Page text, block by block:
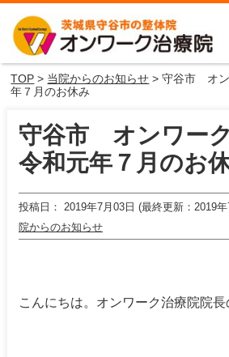
TOP > 当院からのお知らせ > 守谷市 オ
年７月のお休み
守谷市 オンワー
令和元年７月のお
投稿日 2019年7月03日 (最終更新：2019
院からのお知らせ
こんにちは。オンワーク治療院院長